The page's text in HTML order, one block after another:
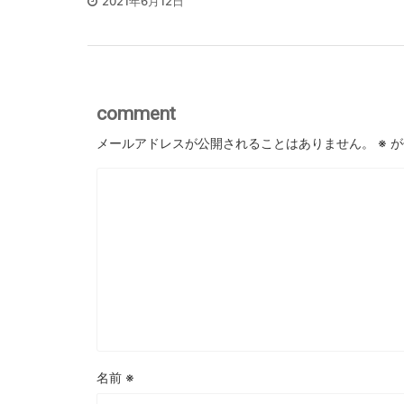
comment
メールアドレスが公開されることはありません。 ※
名前 ※